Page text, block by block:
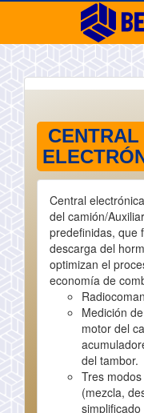
Central
del camión/
predefinidas, que
descarga del
optimizan el
economía de
Medición
motor del
del tambor.
Tres
(mezcla,